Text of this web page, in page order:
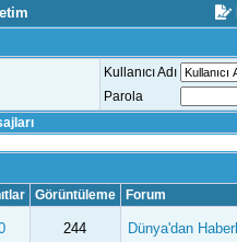
Kullanıcı Adı
Parola
Görüntüleme Forum
244 Dünya'dan